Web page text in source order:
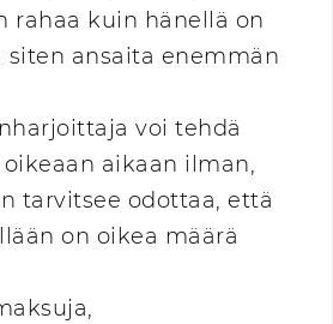
rahaa kuin hänellä on
ansaita enemmän
voi tehdä
aikaan ilman,
tarvitsee odottaa, että
on oikea määrä